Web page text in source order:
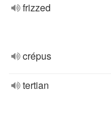
frizzed
crépus
tertian